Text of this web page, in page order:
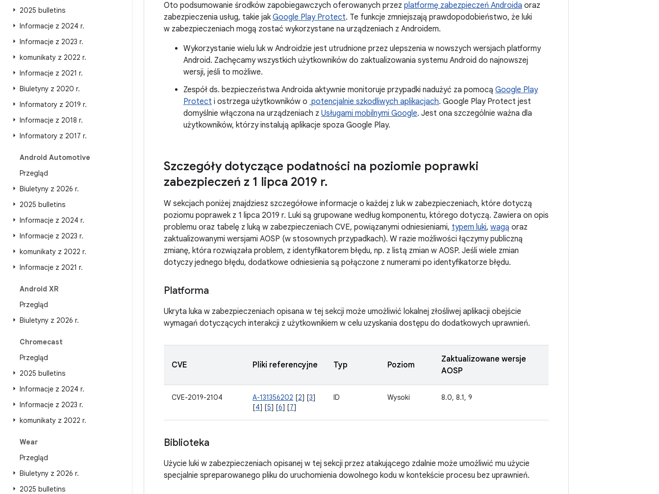
2025 bulletins
Informacje z 2024 r.
Informacje z 2023 r.
komunikaty z 2022 r.
Informacje z 2021 r.
Biuletyny z 2020 r.
Informatory z 2019 r.
Informacje z 2018 r.
Informatory z 2017 r.
Android Automotive
Przegląd
Biuletyny z 2026 r.
2025 bulletins
Informacje z 2024 r.
Informacje z 2023 r.
komunikaty z 2022 r.
Informacje z 2021 r.
Android XR
Przegląd
Biuletyny z 2026 r.
Chromecast
Przegląd
2025 bulletins
Informacje z 2024 r.
Informacje z 2023 r.
komunikaty z 2022 r.
Wear
Przegląd
Biuletyny z 2026 r.
2025 bulletins
Oto podsumowanie środków zapobiegawczych oferowanych przez platformę zabezpieczeń Androida oraz
zabezpieczenia usług, takie jak Google Play Protect. Te funkcje zmniejszają prawdopodobieństwo, że luki
w zabezpieczeniach mogą zostać wykorzystane na urządzeniach z Androidem.
Wykorzystanie wielu luk w Androidzie jest utrudnione przez ulepszenia w nowszych wersjach platformy
Android. Zachęcamy wszystkich użytkowników do zaktualizowania systemu Android do najnowszej
wersji, jeśli to możliwe.
Zespół ds. bezpieczeństwa Androida aktywnie monitoruje przypadki nadużyć za pomocą Google Play
Protect i ostrzega użytkowników o potencjalnie szkodliwych aplikacjach. Google Play Protect jest
domyślnie włączona na urządzeniach z Usługami mobilnymi Google. Jest ona szczególnie ważna dla
użytkowników, którzy instalują aplikacje spoza Google Play.
Szczegóły dotyczące podatności na poziomie poprawki
zabezpieczeń z 1 lipca 2019 r.
W sekcjach poniżej znajdziesz szczegółowe informacje o każdej z luk w zabezpieczeniach, które dotyczą
poziomu poprawek z 1 lipca 2019 r. Luki są grupowane według komponentu, którego dotyczą. Zawiera on opis
problemu oraz tabelę z luką w zabezpieczeniach CVE, powiązanymi odniesieniami, typem luki, wagą oraz
zaktualizowanymi wersjami AOSP (w stosownych przypadkach). W razie możliwości łączymy publiczną
zmianę, która rozwiązała problem, z identyfikatorem błędu, np. z listą zmian w AOSP. Jeśli wiele zmian
dotyczy jednego błędu, dodatkowe odniesienia są połączone z numerami po identyfikatorze błędu.
Platforma
Ukryta luka w zabezpieczeniach opisana w tej sekcji może umożliwić lokalnej złośliwej aplikacji obejście
wymagań dotyczących interakcji z użytkownikiem w celu uzyskania dostępu do dodatkowych uprawnień.
CVE Pliki referencyjne Typ Poziom
Zaktualizowane wersje
AOSP
CVE-2019-2104 A-131356202 [2] [3]
[4] [5] [6] [7]
ID Wysoki 8.0, 8.1, 9
Biblioteka
Użycie luki w zabezpieczeniach opisanej w tej sekcji przez atakującego zdalnie może umożliwić mu użycie
specjalnie spreparowanego pliku do uruchomienia dowolnego kodu w kontekście procesu bez uprawnień.